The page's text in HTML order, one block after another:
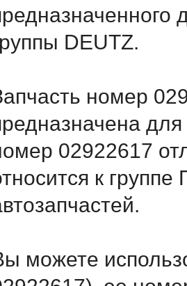
DEUTZ.
номер
02922617
к
можете